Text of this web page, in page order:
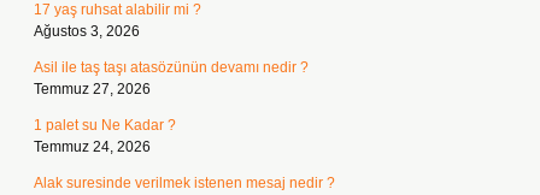
17 yaş ruhsat alabilir mi ?
Ağustos 3, 2026
Asil ile taş taşı atasözünün devamı nedir ?
Temmuz 27, 2026
1 palet su Ne Kadar ?
Temmuz 24, 2026
Alak suresinde verilmek istenen mesaj nedir ?